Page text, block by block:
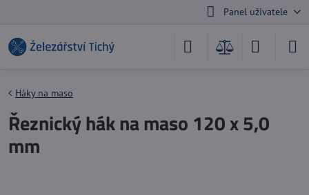
Panel uživatele
Háky na maso
Řeznický hák na maso 120 x 5,0
mm